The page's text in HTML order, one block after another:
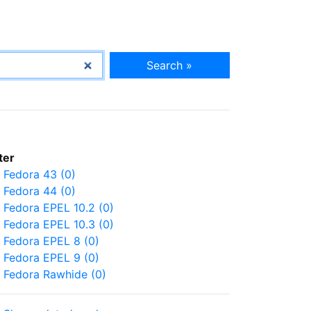
Search »
Fedora 43 (0)
Fedora 44 (0)
Fedora EPEL 10.2 (0)
Fedora EPEL 10.3 (0)
Fedora EPEL 8 (0)
Fedora EPEL 9 (0)
Fedora Rawhide (0)